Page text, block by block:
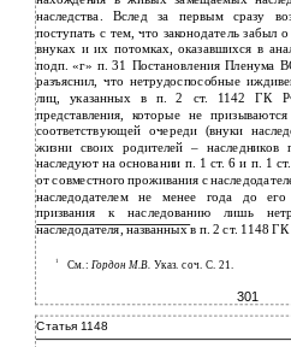
наследства. Вслед за первым сразу
поступать с тем, что законодатель
внуках и их потомках, оказавшихся в
подп. «г» п. 31 Постановления
разъяснил, что нетрудоспособные
лиц, указанных в п. 2 ст. 1142 ГК
представления, которые не
соответствующей очереди (внуки
жизни своих родителей – наследников
наследуют на основании п. 1 ст. 6 и п. 1
от совместного проживания с
наследодателем не менее года до его
призвания к наследованию лишь
наследодателя, названных в п. 2 ст. 1148
1 См.: Гордон М.В.Указ. соч. С. 21.
301
Статья 1148